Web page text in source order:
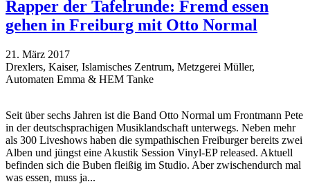
Rapper der Tafelrunde: Fremd essen
gehen in Freiburg mit Otto Normal
21. März 2017
Drexlers, Kaiser, Islamisches Zentrum, Metzgerei Müller,
Automaten Emma & HEM Tanke
Seit über sechs Jahren ist die Band Otto Normal um Frontmann Pete
in der deutschsprachigen Musiklandschaft unterwegs. Neben mehr
als 300 Liveshows haben die sympathischen Freiburger bereits zwei
Alben und jüngst eine Akustik Session Vinyl-EP released. Aktuell
befinden sich die Buben fleißig im Studio. Aber zwischendurch mal
was essen, muss ja...